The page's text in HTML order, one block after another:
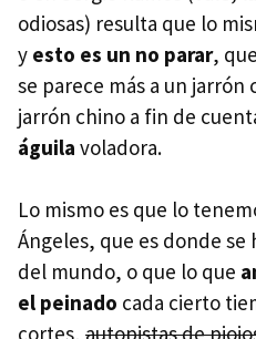
odiosas) resulta que lo
y esto es un no parar,
se parece más a un
jarrón chino a fin de
águila voladora.
Lo mismo es que lo
Ángeles, que es donde se
del mundo, o que lo que
el peinado cada cierto
cortes, autopistas de